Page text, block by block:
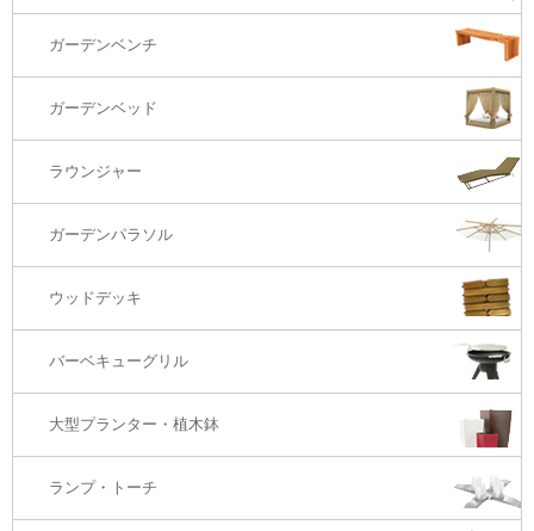
ラウンジ・ベッド
ダイニングテーブル
コーヒーテーブル
カウンター・バーテーブル
ダイニングチェアー
カウンター・バーチェアー
ガーデンソファTOP
2S・2.5Sソファ
3Sソファ
オットマン・スツール
ガーデンベンチ
ガーデンベッド
ラウンジャー
ガーデンパラソル
ウッドデッキ
バーベキューグリル
大型プランター・植木鉢
ランプ・トーチ